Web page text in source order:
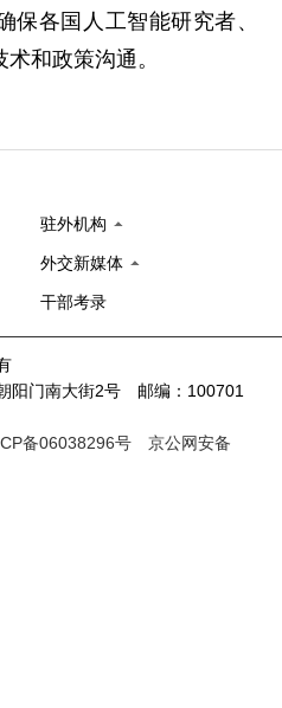
保各国人工智能研究者、
和政策沟通。
驻外机构
外交新媒体
干部考录
阳门南大街2号 邮编：100701
备06038296号
京公网安备